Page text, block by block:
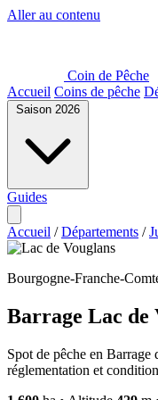
Aller au contenu
Coin de Pêche
Accueil Coins de pêche
Saison 2026
Guides
Accueil / Départements /
Bourgogne-Franche-
Barrage Lac de
Spot de pêche en Barrage
réglementation et